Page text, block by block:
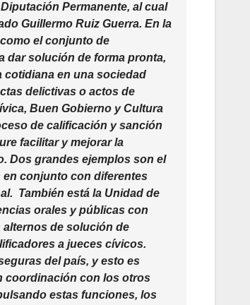
Permanente, al cual
Guillermo Ruiz Guerra. En la
el conjunto de
dar solución de forma pronta,
en una sociedad
delictivas o actos de
Buen Gobierno y Cultura
de calificación y sanción
facilitar y mejorar la
Dos grandes ejemplos son el
conjunto con diferentes
También está la Unidad de
orales y públicas con
de solución de
a jueces cívicos.
del país, y esto es
coordinación con los otros
estas funciones, los